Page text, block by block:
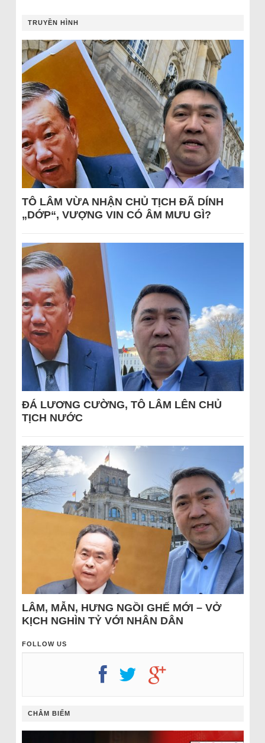
TRUYỀN HÌNH
TÔ LÂM VỪA NHẬN CHỦ TỊCH ĐÃ DÍNH
„DỚP“, VƯỢNG VIN CÓ ÂM MƯU GÌ?
ĐÁ LƯƠNG CƯỜNG, TÔ LÂM LÊN CHỦ
TỊCH NƯỚC
LÂM, MẪN, HƯNG NGỒI GHẾ MỚI – VỞ
KỊCH NGHÌN TỶ VỚI NHÂN DÂN
FOLLOW US
CHÂM BIẾM